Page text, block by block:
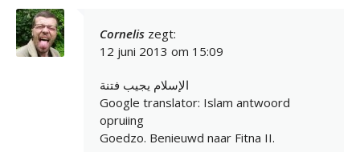
Cornelis zegt:
12 juni 2013 om 15:09
الإسلام يجيب فتنة
Google translator: Islam antwoord
opruiing
Goedzo. Benieuwd naar Fitna II.